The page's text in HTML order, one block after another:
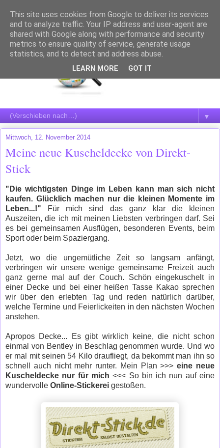
▼
Mittwoch, 12. November 2014
Meine neue Kuscheldecke von Direkt-
Stick
"Die wichtigsten Dinge im Leben kann man sich nicht
kaufen. Glücklich machen nur die kleinen Momente im
Leben...!" Für mich sind das ganz klar die kleinen
Auszeiten, die ich mit meinen Liebsten verbringen darf. Sei
es bei gemeinsamen Ausflügen, besonderen Events, beim
Sport oder beim Spaziergang.
Jetzt, wo die ungemütliche Zeit so langsam anfängt,
verbringen wir unsere wenige gemeinsame Freizeit auch
ganz gerne mal auf der Couch. Schön eingekuschelt in
einer Decke und bei einer heißen Tasse Kakao sprechen
wir über den erlebten Tag und reden natürlich darüber,
welche Termine und Feierlickeiten in den nächsten Wochen
anstehen.
Apropos Decke... Es gibt wirklich keine, die nicht schon
einmal von Bentley in Beschlag genommen wurde. Und wo
er mal mit seinen 54 Kilo draufliegt, da bekommt man ihn so
schnell auch nicht mehr runter. Mein Plan >>>eine neue
Kuscheldecke nur für mich <<< So bin ich nun auf eine
wundervolle Online-Stickerei gestoßen.
This site uses cookies from Google to deliver its services
and to analyze traffic. Your IP address and user-agent are
shared with Google along with performance and security
metrics to ensure quality of service, generate usage
statistics, and to detect and address abuse.
LEARN MORE GOT IT